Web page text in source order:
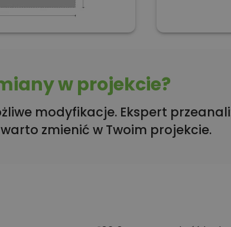
w projekcie?
modyfikacje. Ekspert
zmienić w Twoim projekcie.